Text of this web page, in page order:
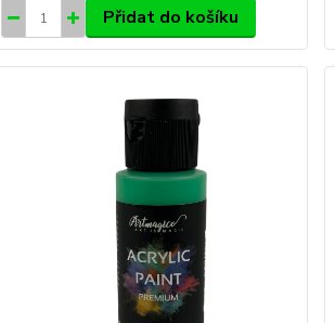
Přidat do košíku